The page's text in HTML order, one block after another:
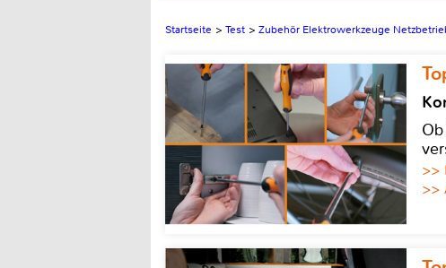
Startseite > Test > Zubehör Elektrowerkzeuge
>>
>>